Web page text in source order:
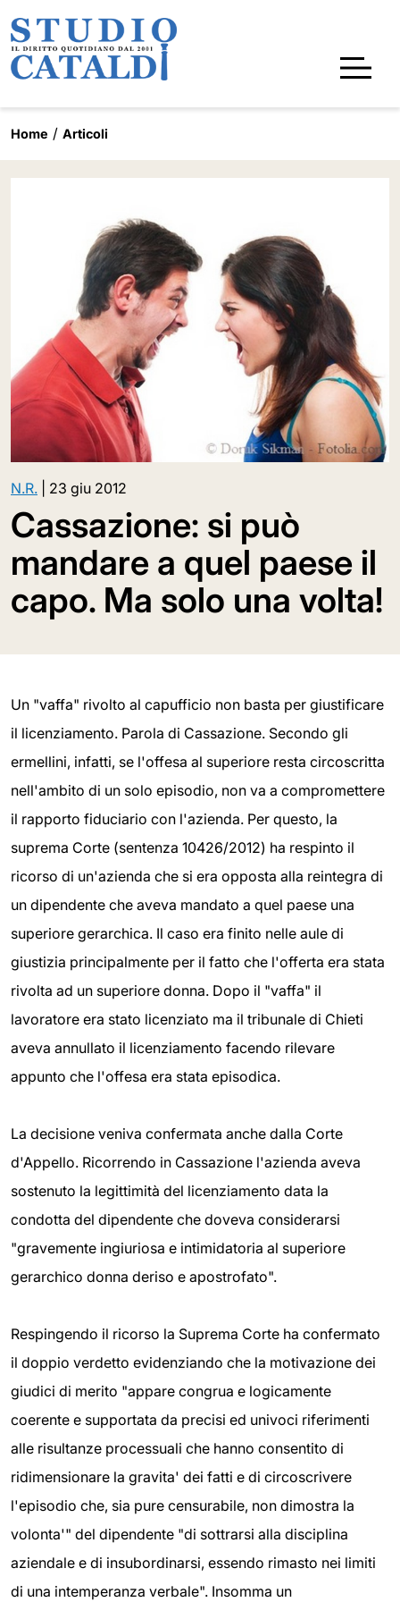
Home Articoli
N.R. 23 giu 2012
Cassazione: si può
mandare a quel paese il
capo. Ma solo una volta!
Un "vaffa" rivolto al capufficio non basta per giustificare
il licenziamento. Parola di Cassazione. Secondo gli
ermellini, infatti, se l'offesa al superiore resta circoscritta
nell'ambito di un solo episodio, non va a compromettere
il rapporto fiduciario con l'azienda. Per questo, la
suprema Corte (sentenza 10426/2012) ha respinto il
ricorso di un'azienda che si era opposta alla reintegra di
un dipendente che aveva mandato a quel paese una
superiore gerarchica. Il caso era finito nelle aule di
giustizia principalmente per il fatto che l'offerta era stata
rivolta ad un superiore donna. Dopo il "vaffa" il
lavoratore era stato licenziato ma il tribunale di Chieti
aveva annullato il licenziamento facendo rilevare
appunto che l'offesa era stata episodica.
La decisione veniva confermata anche dalla Corte
d'Appello. Ricorrendo in Cassazione l'azienda aveva
sostenuto la legittimità del licenziamento data la
condotta del dipendente che doveva considerarsi
"gravemente ingiuriosa e intimidatoria al superiore
gerarchico donna deriso e apostrofato".
Respingendo il ricorso la Suprema Corte ha confermato
il doppio verdetto evidenziando che la motivazione dei
giudici di merito "appare congrua e logicamente
coerente e supportata da precisi ed univoci riferimenti
alle risultanze processuali che hanno consentito di
ridimensionare la gravita' dei fatti e di circoscrivere
l'episodio che, sia pure censurabile, non dimostra la
volonta'" del dipendente "di sottrarsi alla disciplina
aziendale e di insubordinarsi, essendo rimasto nei limiti
di una intemperanza verbale". Insomma un